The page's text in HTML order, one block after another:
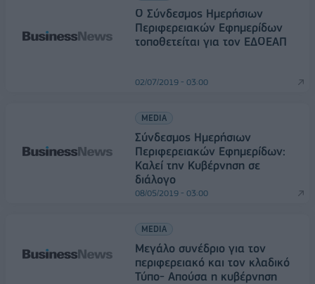
Ο Σύνδεσμος Ημερήσιων
Περιφερειακών Εφημερίδων
τοποθετείται για τον ΕΔΟΕΑΠ
02/07/2019 - 03:00
MEDIA
Σύνδεσμος Ημερήσιων
Περιφερειακών Εφημερίδων:
Καλεί την Κυβέρνηση σε
διάλογο
08/05/2019 - 03:00
MEDIA
Μεγάλο συνέδριο για τον
περιφερειακό και τον κλαδικό
Τύπο- Απούσα η κυβέρνηση